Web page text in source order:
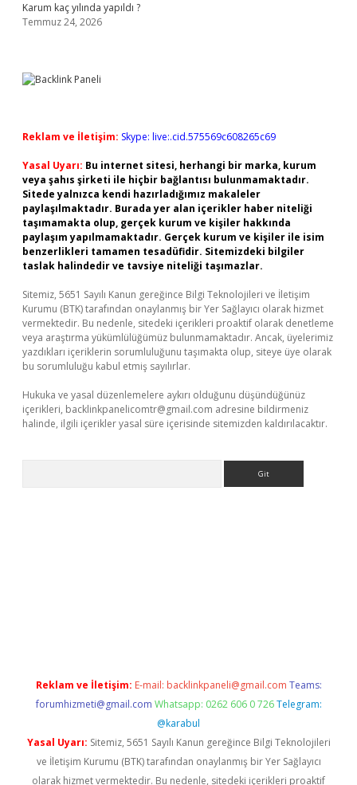
Karum kaç yılında yapıldı ?
Temmuz 24, 2026
Reklam ve İletişim: Skype: live:.cid.575569c608265c69
Yasal Uyarı: Bu internet sitesi, herhangi bir marka, kurum
veya şahıs şirketi ile hiçbir bağlantısı bulunmamaktadır.
Sitede yalnızca kendi hazırladığımız makaleler
paylaşılmaktadır. Burada yer alan içerikler haber niteliği
taşımamakta olup, gerçek kurum ve kişiler hakkında
paylaşım yapılmamaktadır. Gerçek kurum ve kişiler ile isim
benzerlikleri tamamen tesadüfidir. Sitemizdeki bilgiler
taslak halindedir ve tavsiye niteliği taşımazlar.
Sitemiz, 5651 Sayılı Kanun gereğince Bilgi Teknolojileri ve İletişim
Kurumu (BTK) tarafından onaylanmış bir Yer Sağlayıcı olarak hizmet
vermektedir. Bu nedenle, sitedeki içerikleri proaktif olarak denetleme
veya araştırma yükümlülüğümüz bulunmamaktadır. Ancak, üyelerimiz
yazdıkları içeriklerin sorumluluğunu taşımakta olup, siteye üye olarak
bu sorumluluğu kabul etmiş sayılırlar.
Hukuka ve yasal düzenlemelere aykırı olduğunu düşündüğünüz
içerikleri, backlinkpanelicomtr@gmail.com adresine bildirmeniz
halinde, ilgili içerikler yasal süre içerisinde sitemizden kaldırılacaktır.
Reklam ve İletişim: E-mail: backlinkpaneli@gmail.com Teams:
forumhizmeti@gmail.com Whatsapp: 0262 606 0 726 Telegram:
@karabul
Yasal Uyarı: Sitemiz, 5651 Sayılı Kanun gereğince Bilgi Teknolojileri
ve İletişim Kurumu (BTK) tarafından onaylanmış bir Yer Sağlayıcı
olarak hizmet vermektedir. Bu nedenle, sitedeki içerikleri proaktif